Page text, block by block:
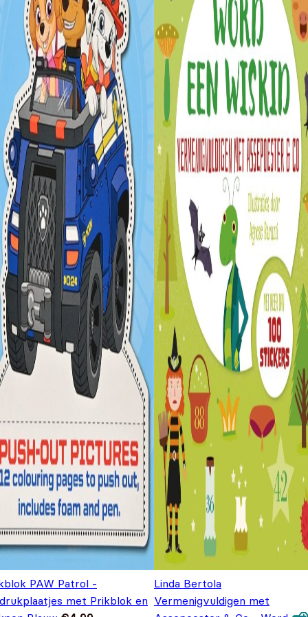
PAW Patrol -
met Prikblok en
Linda Bertola
Vermenigvuldigen met